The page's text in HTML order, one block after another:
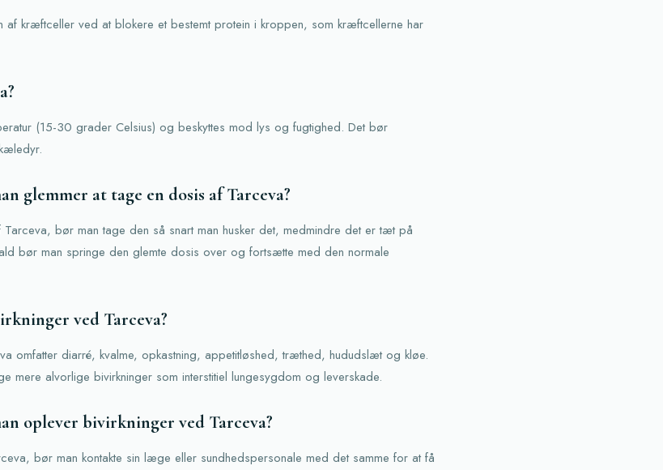
kræftceller ved at blokere et bestemt protein i kroppen, som kræftcellerne har
(15-30 grader Celsius) og beskyttes mod lys og fugtighed. Det bør
glemmer at tage en dosis af Tarceva?
bør man tage den så snart man husker det, medmindre det er tæt på
bør man springe den glemte dosis over og fortsætte med den normale
ved Tarceva?
omfatter diarré, kvalme, opkastning, appetitløshed, træthed, hududslæt og kløe.
mere alvorlige bivirkninger som interstitiel lungesygdom og leverskade.
oplever bivirkninger ved Tarceva?
bør man kontakte sin læge eller sundhedspersonale med det samme for at få